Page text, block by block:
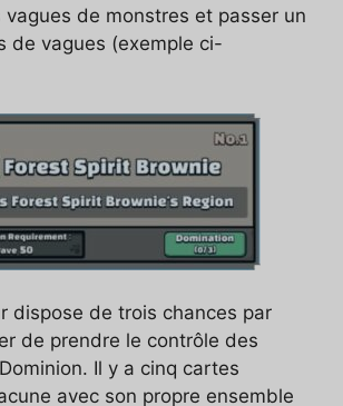
de monstres et passer un
de vagues (exemple ci-
dispose de trois chances par
de prendre le contrôle des
Il y a cinq cartes
avec son propre ensemble